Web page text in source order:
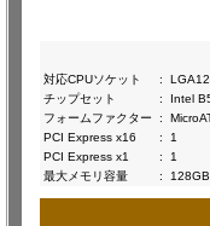
対応CPUソケット
:
チップセット
:
Intel
フォームファクター
:
PCI Express x16
:
1
PCI Express x1
:
1
最大メモリ容量
: 128GB